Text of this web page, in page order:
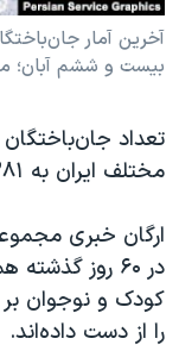
اسرائیل در جنگ
گالری عکس
ورزش زنان در ایران
اعتراضات زن،
تریبونال مردمی آبان
چهل سال
قانون شفافیت
اعتراضات مردمی آبان
زبانهای مختلف
بیست و ششم آبان؛
تعداد
مختلف ایران به ۳۸۱ نفر رسید.
ارگان خبری
کودک و نوجوان بر
را از دست داده‌اند.